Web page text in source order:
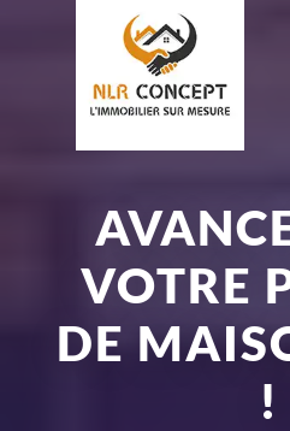
VOTRE
DE
!